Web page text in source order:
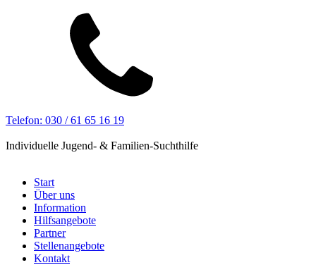
Telefon: 030 / 61 65 16 19
Individuelle Jugend- & Familien-Suchthilfe
Start
Über uns
Information
Hilfsangebote
Partner
Stellenangebote
Kontakt